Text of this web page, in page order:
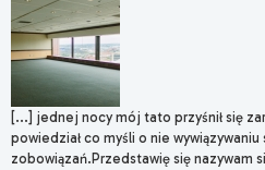
[...] jednej nocy mój tato przyśnił się
powiedział co myśli o nie
zobowiązań.Przedstawię się nazywam